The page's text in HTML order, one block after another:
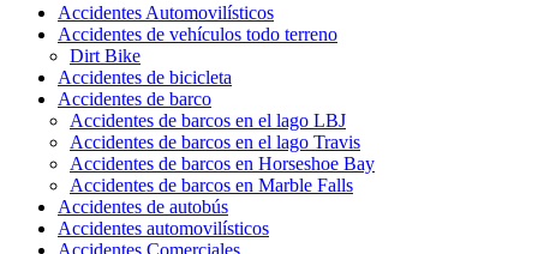
Accidentes Automovilísticos
Accidentes de vehículos todo terreno
Dirt Bike
Accidentes de bicicleta
Accidentes de barco
Accidentes de barcos en el lago LBJ
Accidentes de barcos en el lago Travis
Accidentes de barcos en Horseshoe Bay
Accidentes de barcos en Marble Falls
Accidentes de autobús
Accidentes automovilísticos
Accidentes Comerciales